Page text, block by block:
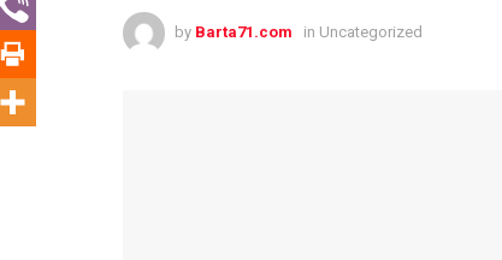
by Barta71.com in Uncategorized